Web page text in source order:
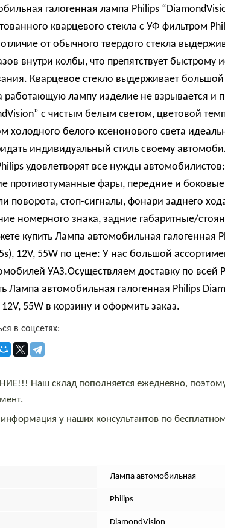
галогенная лампа Philips
кварцевого стекла с УФ фильтром
отличие от обычного твердого стекла
внутри колбы, что препятствует
Кварцевое стекло выдерживает
работающую лампу изделие не взрывается и
с чистым белым светом, цветовой
холодного белого ксенонового света
индивидуальный стиль своему
удовлетворят все нужды
противотуманные фары, передние и боковые
поворота, стоп-сигналы, фонари заднего
номерного знака, задние габаритные/
купить Лампа автомобильная галогенная
12V, 55W по цене: У нас большой
УАЗ.Осуществляем доставку по всей
Лампа автомобильная галогенная Philips
12V, 55W в корзину и оформить заказ.
в соцсетях:
Наш склад пополняется ежедневно,
у наших консультантов по
Лампа автомобильная
Philips
DiamondVision